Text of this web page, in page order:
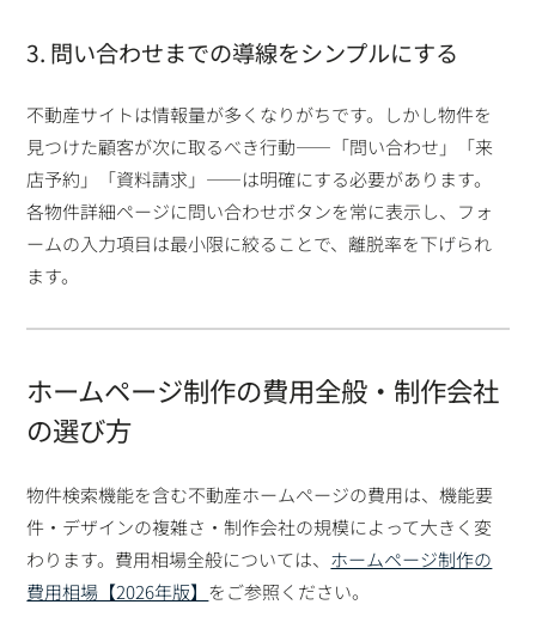
3. 問い合わせまでの導線をシンプルにする
不動産サイトは情報量が多くなりがちです。しかし物件を
見つけた顧客が次に取るべき行動——「問い合わせ」「来
店予約」「資料請求」——は明確にする必要があります。
各物件詳細ページに問い合わせボタンを常に表示し、フォ
ームの入力項目は最小限に絞ることで、離脱率を下げられ
ます。
ホームページ制作の費用全般・制作会社
の選び方
物件検索機能を含む不動産ホームページの費用は、機能要
件・デザインの複雑さ・制作会社の規模によって大きく変
わります。費用相場全般については、 ホームページ制作の
費用相場【2026年版】 をご参照ください。